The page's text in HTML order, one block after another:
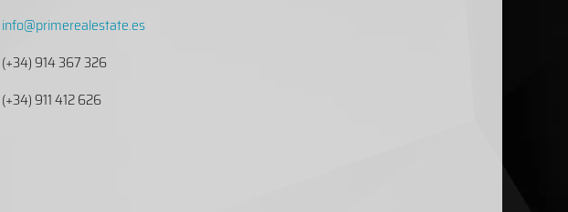
info@primerealestate.es
(+34) 914 367 326
(+34) 911 412 626